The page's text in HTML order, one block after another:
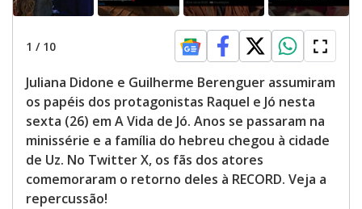
1 / 10
Juliana Didone e Guilherme Berenguer assumiram
os papéis dos protagonistas Raquel e Jó nesta
sexta (26) em A Vida de Jó. Anos se passaram na
minissérie e a família do hebreu chegou à cidade
de Uz. No Twitter X, os fãs dos atores
comemoraram o retorno deles à RECORD. Veja a
repercussão!